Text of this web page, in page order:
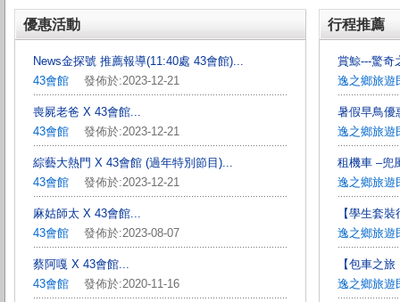
優惠活動
News金探號 推薦報導(11:40處 43會館)...
43會館 發佈於:2023-12-21
喪屍老爸 X 43會館...
43會館 發佈於:2023-12-21
綜藝大熱門 X 43會館 (過年特別節目)...
43會館 發佈於:2023-12-21
麻姑師太 X 43會館...
43會館 發佈於:2023-08-07
蔡阿嘎 X 43會館...
43會館 發佈於:2020-11-16
行程推薦
賞鯨---驚奇
逸之鄉旅遊
暑假早鳥優
逸之鄉旅遊
租機車 –兜
逸之鄉旅遊
【學生套
逸之鄉旅遊
【包車之旅
逸之鄉旅遊